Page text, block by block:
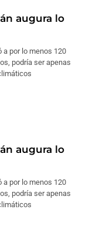
augura lo
a por lo menos 120
podría ser apenas
augura lo
a por lo menos 120
podría ser apenas